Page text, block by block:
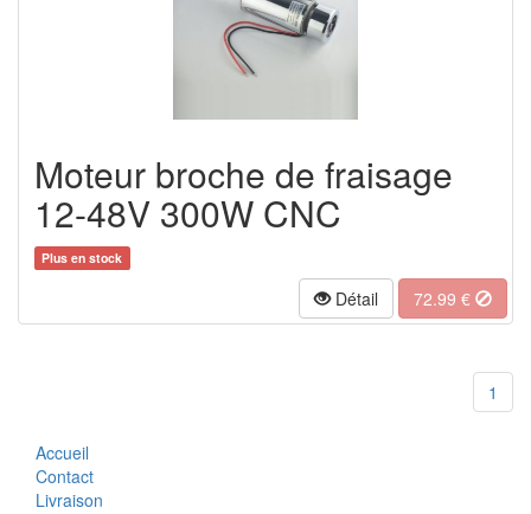
Moteur broche de fraisage
12-48V 300W CNC
Plus en stock
Détail 72.99 €
1
Accueil
Contact
Livraison